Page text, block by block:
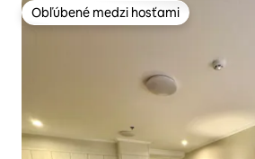
Obľúbené medzi hosťami
Obľúbené medzi hosťami